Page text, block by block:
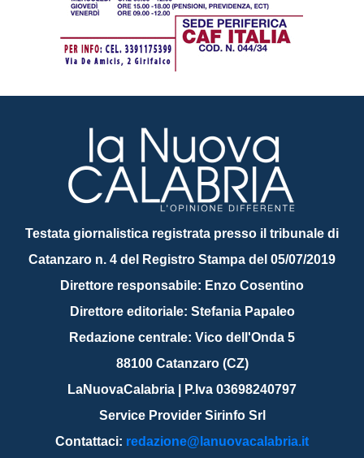
Testata giornalistica registrata presso il tribunale di
Catanzaro n. 4 del Registro Stampa del 05/07/2019
Direttore responsabile: Enzo Cosentino
Direttore editoriale: Stefania Papaleo
Redazione centrale: Vico dell'Onda 5
88100 Catanzaro (CZ)
LaNuovaCalabria | P.Iva 03698240797
Service Provider Sirinfo Srl
Contattaci: redazione@lanuovacalabria.it